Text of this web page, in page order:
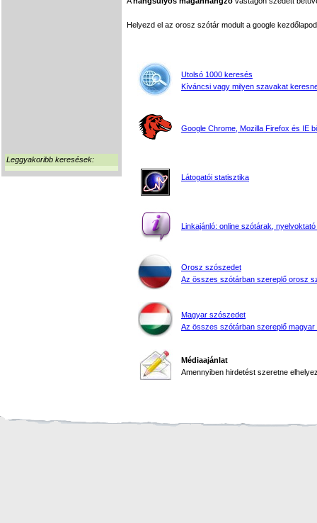
Leggyakoribb keresések:
Helyezd el az orosz szótár modult a google
Utolsó 1000 keresés
Kíváncsi vagy milyen szavakat
Google Chrome, Mozilla Firefox és IE
Látogatói statisztika
Linkajánló: online szótárak, nyelvoktató
Orosz szószedet
Az összes szótárban szereplő orosz
Magyar szószedet
Az összes szótárban szereplő magyar
Médiaajánlat
Amennyiben hirdetést szeretne